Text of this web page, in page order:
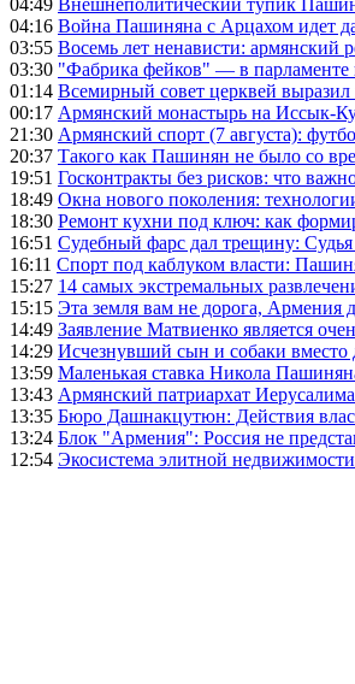
04:49 Внешнеполитический тупик
04:16 Война Пашиняна с Арцахом идет
03:55 Восемь лет ненависти: армянский
03:30 "Фабрика фейков" — в
01:14 Всемирный совет церквей
00:17 Армянский монастырь на Иссык-
21:30 Армянский спорт (7 августа):
20:37 Такого как Пашинян не было со
19:51 Госконтракты без рисков: что
18:49 Окна нового поколения:
18:30 Ремонт кухни под ключ: как
16:51 Судебный фарс дал трещину:
16:11 Спорт под каблуком власти:
15:27 14 самых экстремальных
15:15 Эта земля вам не дорога, Армения
14:49 Заявление Матвиенко является
14:29 Исчезнувший сын и собаки вместо
13:59 Маленькая ставка Никола
13:43 Армянский патриархат
13:35 Бюро Дашнакцутюн: Действия
13:24 Блок "Армения": Россия не
12:54 Экосистема элитной